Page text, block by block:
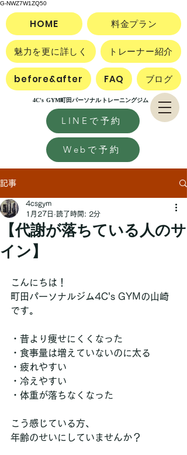
G-NWZ7W1ZQ50
LINEで予約
Webで予約
4C's GYM町田パーソナルトレーニングジム
HOME 料金プラン
魅力を更に詳しく トレーナー紹介
before&after FAQ ブログ
記事
【代謝が落ちている人のサ
イン】
4csgym
1月27日 読了時間: 2分
こんにちは！
町田パーソナルジム4C's GYMの山崎
です。
・昔より痩せにくくなった
・食事量は増えていないのに太る
・疲れやすい
・冷えやすい
・体重が落ちなくなった
こう感じている方、
年齢のせいにしていませんか？